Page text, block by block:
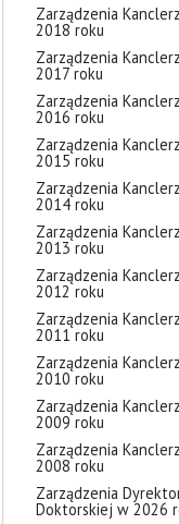
Zarządzenia
2018 roku
Zarządzenia
2017 roku
Zarządzenia
2016 roku
Zarządzenia
2015 roku
Zarządzenia
2014 roku
Zarządzenia
2013 roku
Zarządzenia
2012 roku
Zarządzenia
2011 roku
Zarządzenia
2010 roku
Zarządzenia
2009 roku
Zarządzenia
2008 roku
Zarządzenia
Doktorskiej w 2026